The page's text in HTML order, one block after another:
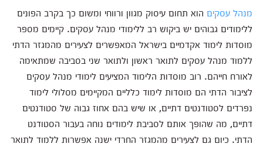
מנהל עסקיםהוא תחום עיסוק מגוון ורווחי ומשום כך בקרב הפונים
ללימודים גבוהים יש ביקוש רב ללימודי מנהל עסקים. קיימים מספר
מוסדות לימוד אקדמיים בישראל המאפשרים לצעירים מהמגזר הדתי
ללמוד מנהל עסקים לתואר ראשון ולתואר שני בסביבה שמתאימה
לאורח חייהם. רוב מוסדות הלימוד המציעים לימודי מנהל עסקים
לציבור הדתי הם מוסדות לימוד כלליים המקיימים מסלולי לימוד
נפרדים לסטודנטים דתיים, או שיש בהם אחוז גבוה של סטודנטים
דתיים, מה שהופך אותם לסביבת לימודים נוחה בעבור הסטודנט
הדתי. כיום גם לצעירים מהמגזר החרדי ישנה אפשרות ללמוד לתואר